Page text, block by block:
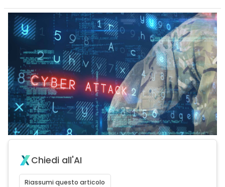
Chiedi all'AI
Riassumi questo articolo